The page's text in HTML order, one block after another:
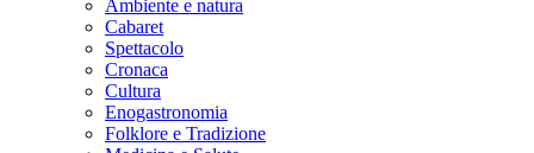
Ambiente e natura
Cabaret
Spettacolo
Cronaca
Cultura
Enogastronomia
Folklore e Tradizione